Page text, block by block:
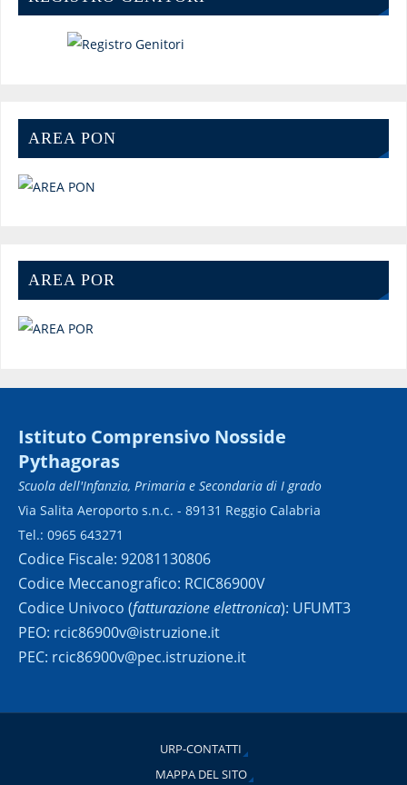
AREA PON
AREA POR
Istituto Comprensivo Nosside
Pythagoras
Scuola dell'Infanzia, Primaria e Secondaria di I grado
Via Salita Aeroporto s.n.c. - 89131 Reggio Calabria
Tel.: 0965 643271
Codice Fiscale: 92081130806
Codice Meccanografico: RCIC86900V
Codice Univoco (fatturazione elettronica): UFUMT3
PEO: rcic86900v@istruzione.it
PEC: rcic86900v@pec.istruzione.it
URP-CONTATTI
MAPPA DEL SITO